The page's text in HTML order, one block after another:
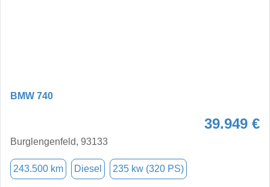
BMW 740
39.949 €
Burglengenfeld, 93133
243.500 km Diesel 235 kw (320 PS)